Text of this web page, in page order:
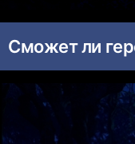
Сможет ли